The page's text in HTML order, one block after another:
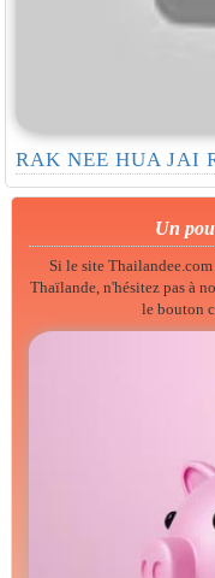
RAK NEE HUA JAI
Un
Si le site
Thaïlande, n'hésitez pas à
le bouton